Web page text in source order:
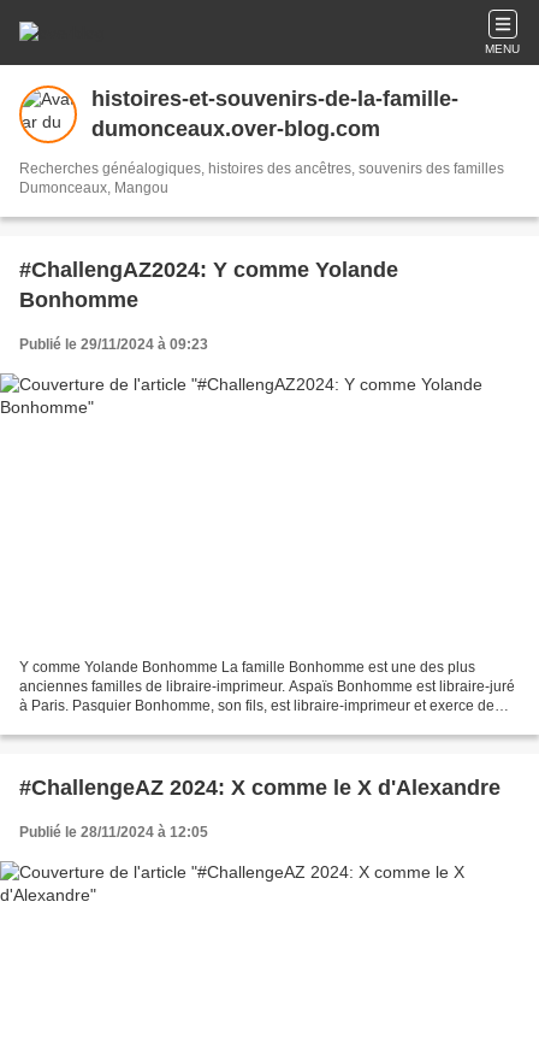
MENU
histoires-et-souvenirs-de-la-famille-
dumonceaux.over-blog.com
Recherches généalogiques, histoires des ancêtres, souvenirs des familles
Dumonceaux, Mangou
#ChallengAZ2024: Y comme Yolande
Bonhomme
Publié le 29/11/2024 à 09:23
Y comme Yolande Bonhomme La famille Bonhomme est une des plus
anciennes familles de libraire-imprimeur. Aspaïs Bonhomme est libraire-juré
à Paris. Pasquier Bonhomme, son fils, est libraire-imprimeur et exerce de
#ChallengeAZ 2024: X comme le X d'Alexandre
Publié le 28/11/2024 à 12:05